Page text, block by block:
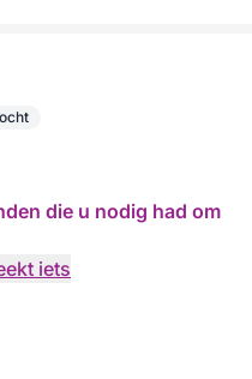
die u nodig had om
iets